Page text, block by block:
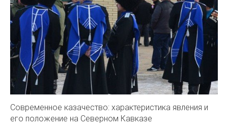
Современное казачество: характеристика явления и
его положение на Северном Кавказе